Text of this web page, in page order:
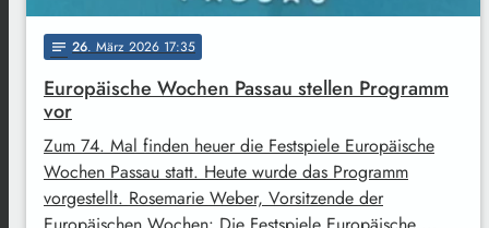
notes 26. März 2026 17:35
Europäische Wochen Passau stellen Programm
vor
Zum 74. Mal finden heuer die Festspiele Europäische
Wochen Passau statt. Heute wurde das Programm
vorgestellt. Rosemarie Weber, Vorsitzende der